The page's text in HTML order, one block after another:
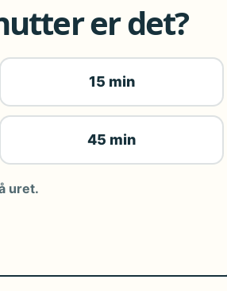
er det?
15 min
45 min
uret.